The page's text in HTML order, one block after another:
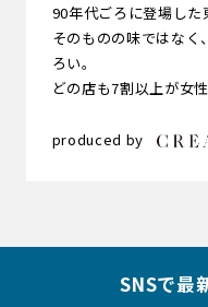
90年代ごろに登場した
そのものの味ではなく
ろい。
どの店も7割以上が女
produced by
SNSで最